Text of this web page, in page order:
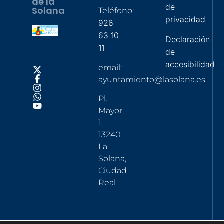
Solana Teléfono:
926
63 10
11
email:
ayuntamiento@lasolana.es
Pl.
Mayor,
1,
13240
La
Solana,
Ciudad
Real
de
privacidad
Declaración
de
accesibilidad